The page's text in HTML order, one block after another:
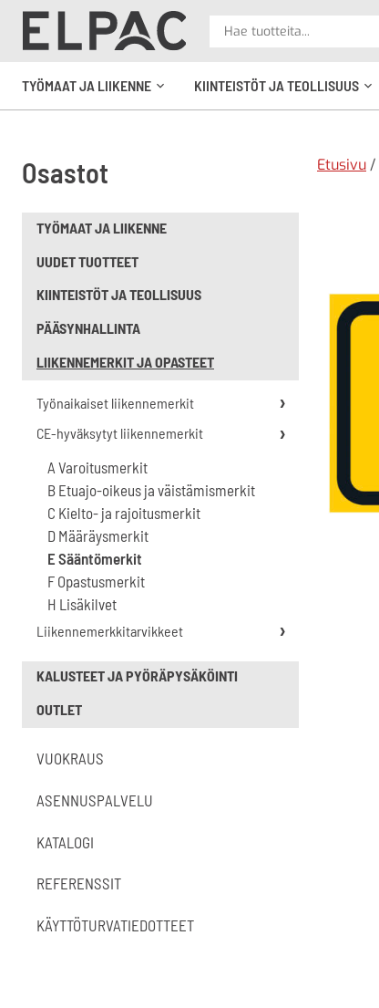
Hae
TYÖMAAT JA LIIKENNE
KIINTEISTÖT JA TEOLLISUUS
Osastot
TYÖMAAT JA LIIKENNE
UUDET TUOTTEET
KIINTEISTÖT JA TEOLLISUUS
PÄÄSYNHALLINTA
LIIKENNEMERKIT JA OPASTEET
Työnaikaiset liikennemerkit
CE-hyväksytyt liikennemerkit
A Varoitusmerkit
B Etuajo-oikeus ja väistämismerkit
C Kielto- ja rajoitusmerkit
D Määräysmerkit
E Sääntömerkit
F Opastusmerkit
H Lisäkilvet
Liikennemerkkitarvikkeet
KALUSTEET JA PYÖRÄPYSÄKÖINTI
OUTLET
VUOKRAUS
ASENNUSPALVELU
KATALOGI
REFERENSSIT
KÄYTTÖTURVATIEDOTTEET
Etusivu /